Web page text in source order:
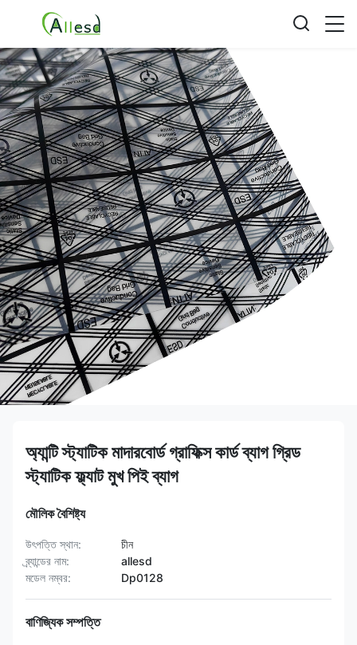
অ্যান্টি স্ট্যাটিক মাদারবোর্ড গ্রাফিক্স কার্ড ব্যাগ গ্রিড
স্ট্যাটিক ফ্ল্যাট মুখ পিই ব্যাগ
মৌলিক বৈশিষ্ট্য
উৎপত্তি স্থান:
চীন
ব্র্যান্ডের নাম:
allesd
মডেল নম্বর:
Dp0128
বাণিজ্যিক সম্পত্তি